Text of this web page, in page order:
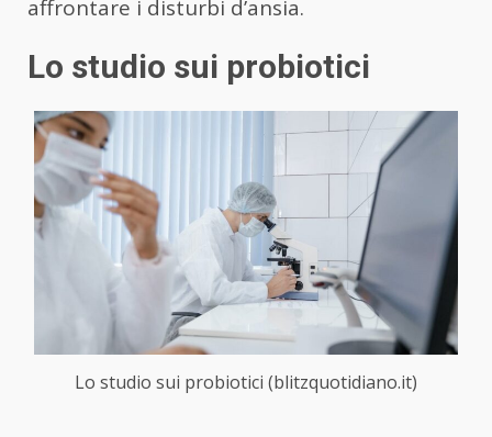
affrontare i disturbi d’ansia.
Lo studio sui probiotici
Lo studio sui probiotici (blitzquotidiano.it)